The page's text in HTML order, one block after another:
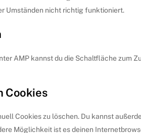
Umständen nicht richtig funktioniert.
AMP kannst du die Schaltfläche zum
Cookies
Cookies zu löschen. Du kannst
Möglichkeit ist es deinen